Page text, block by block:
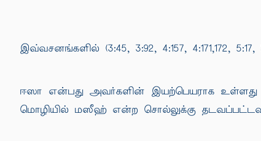
இவ்வசனங்களில் (3:45, 3:92, 4:157, 4:171,172,
ஈஸா என்பது அவர்களின் இயற்பெயராக
மொழியில் மஸீஹ் என்ற சொல்லுக்கு